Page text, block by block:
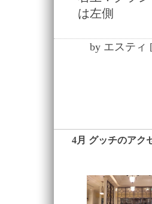
は左側
by エスティ
4月 グッチのアク